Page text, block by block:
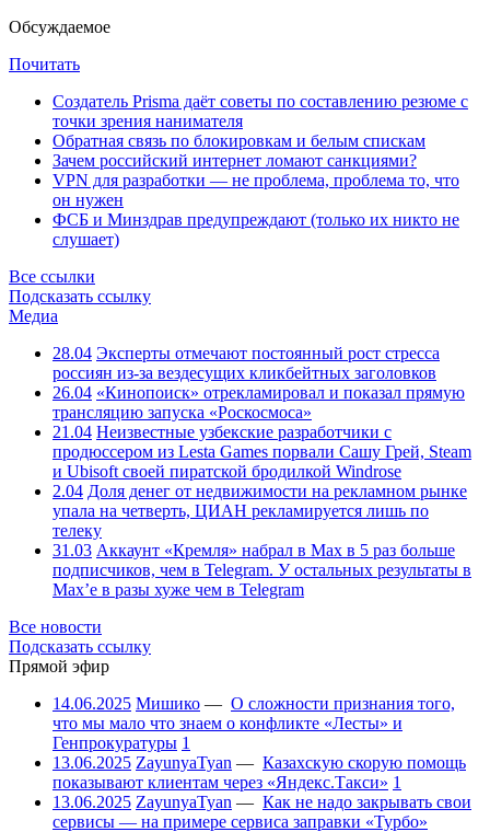
Обсуждаемое
Почитать
Создатель Prisma даёт советы по составлению резюме с
точки зрения нанимателя
Обратная связь по блокировкам и белым спискам
Зачем российский интернет ломают санкциями?
VPN для разработки — не проблема, проблема то, что
он нужен
ФСБ и Минздрав предупреждают (только их никто не
слушает)
Все ссылки
Подсказать ссылку
Медиа
28.04 Эксперты отмечают постоянный рост стресса
россиян из-за вездесущих кликбейтных заголовков
26.04 «Кинопоиск» отрекламировал и показал прямую
трансляцию запуска «Роскосмоса»
21.04 Неизвестные узбекские разработчики с
продюссером из Lesta Games порвали Сашу Грей, Steam
и Ubisoft своей пиратской бродилкой Windrose
2.04 Доля денег от недвижимости на рекламном рынке
упала на четверть, ЦИАН рекламируется лишь по
телеку
31.03 Аккаунт «Кремля» набрал в Max в 5 раз больше
подписчиков, чем в Telegram. У остальных результаты в
Max’е в разы хуже чем в Telegram
Все новости
Подсказать ссылку
Прямой эфир
14.06.2025 Мишико — О сложности признания того,
что мы мало что знаем о конфликте «Лесты» и
Генпрокуратуры 1
13.06.2025 ZayunyaTyan — Казахскую скорую помощь
показывают клиентам через «Яндекс.Такси» 1
13.06.2025 ZayunyaTyan — Как не надо закрывать свои
сервисы — на примере сервиса заправки «Турбо»